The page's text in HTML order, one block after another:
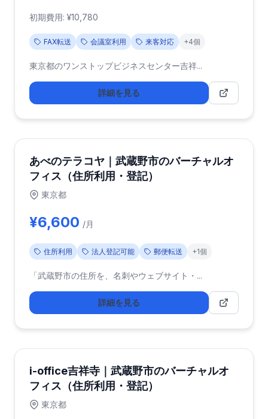
初期費用: ¥10,780
FAX転送 会議室利用 来客対応 +4個
東京都のワンストップビジネスセンター吉祥...
詳細を見る
あべのテラコヤ｜武蔵野市のバーチャルオ
フィス（住所利用・登記）
東京都
¥6,600 /月
住所利用 法人登記可能 郵便転送 +1個
「武蔵野市の住所を、名刺やウェブサイト・...
詳細を見る
i-office吉祥寺｜武蔵野市のバーチャルオ
フィス（住所利用・登記）
東京都